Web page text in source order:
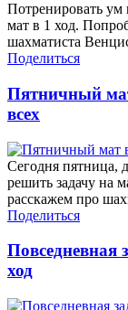
Потренировать ум
мат в 1 ход.
шахматиста
Поделиться
Пятничный
всех
Сегодня пятница,
решить задачу на
расскажем про
Поделиться
Повседневная
ход